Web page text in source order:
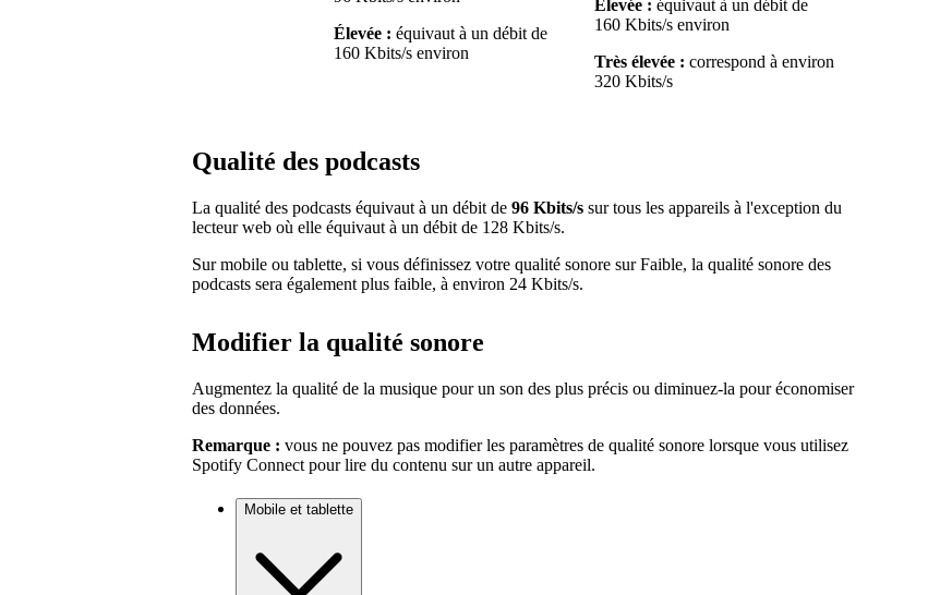
Élevée : équivaut à un débit de
160 Kbits/s environ
Élevée : équivaut à un débit de
160 Kbits/s environ
Très élevée : correspond à environ
320 Kbits/s
Qualité des podcasts
La qualité des podcasts équivaut à un débit de 96 Kbits/s sur tous les appareils à l'exception du
lecteur web où elle équivaut à un débit de 128 Kbits/s.
Sur mobile ou tablette, si vous définissez votre qualité sonore sur Faible, la qualité sonore des
podcasts sera également plus faible, à environ 24 Kbits/s.
Modifier la qualité sonore
Augmentez la qualité de la musique pour un son des plus précis ou diminuez-la pour économiser
des données.
Remarque : vous ne pouvez pas modifier les paramètres de qualité sonore lorsque vous utilisez
Spotify Connect pour lire du contenu sur un autre appareil.
Mobile et tablette